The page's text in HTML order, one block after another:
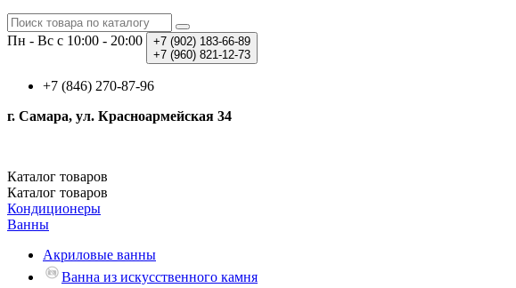
Пн - Вс с 10:00 - 20:00 +7 (902) 183-66-89
+7 (960) 821-12-73
+7 (846) 270-87-96
г. Самара, ул. Красноармейская 34
Каталог товаров
Каталог товаров
Кондиционеры
Ванны
Акриловые ванны
Ванна из искусственного камня